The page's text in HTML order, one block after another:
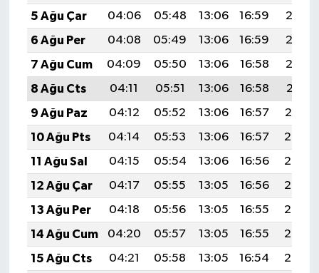
5 Ağu Çar
04:06 05:48 13:06 16:59
20:15
6 Ağu Per
04:08 05:49 13:06 16:59
20:13
7 Ağu Cum
04:09 05:50 13:06 16:58
20:12
8 Ağu Cts
04:11 05:51 13:06 16:58
20:11
9 Ağu Paz
04:12 05:52 13:06 16:57
20:10
10 Ağu Pts
04:14 05:53 13:06 16:57
20:08
11 Ağu Sal
04:15 05:54 13:06 16:56
20:07
12 Ağu Çar
04:17 05:55 13:05 16:56
20:06
13 Ağu Per
04:18 05:56 13:05 16:55
20:05
14 Ağu Cum
04:20 05:57 13:05 16:55
20:03
15 Ağu Cts
04:21 05:58 13:05 16:54
20:02